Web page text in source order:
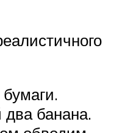
два банана.